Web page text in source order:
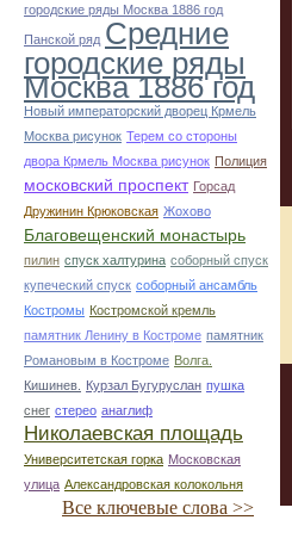
городские ряды Москва 1886 год
Панской ряд Средние
городские ряды
Москва 1886 год
Новый императорский дворец Крмель
Москва рисунок Терем со стороны
двора Крмель Москва рисунок Полиция
московский проспект Горсад
Дружинин Крюковская Жохово
Благовещенский монастырь
пилин спуск халтурина соборный спуск
купеческий спуск соборный ансамбль
Костромы Костромской кремль
памятник Ленину в Костроме памятник
Романовым в Костроме Волга.
Кишинев.
Курзал Бугуруслан пушка
снег стерео анаглиф
Николаевская площадь
Университетская горка Московская
улица Александровская колокольня
Все ключевые слова >>